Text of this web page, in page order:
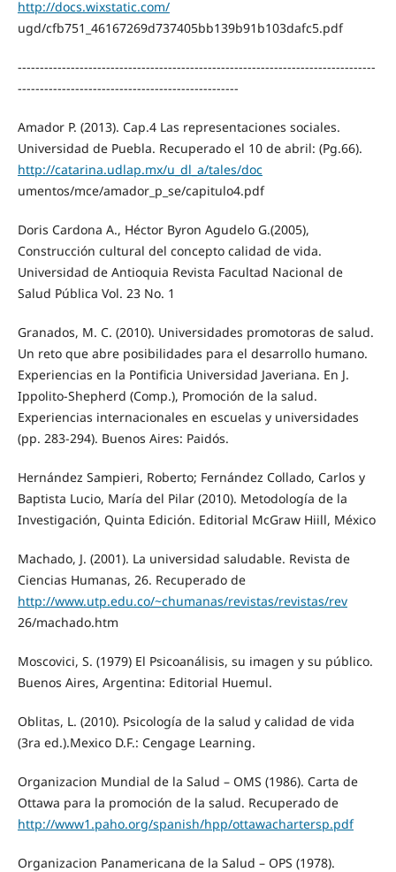
http://docs.wixstatic.com/
ugd/cfb751_46167269d737405bb139b91b103dafc5.pdf
---------------------------------------------------------------------------------
--------------------------------------------------
Amador P. (2013). Cap.4 Las representaciones sociales.
Universidad de Puebla. Recuperado el 10 de abril: (Pg.66).
http://catarina.udlap.mx/u_dl_a/tales/doc
umentos/mce/amador_p_se/capitulo4.pdf
Doris Cardona A., Héctor Byron Agudelo G.(2005),
Construcción cultural del concepto calidad de vida.
Universidad de Antioquia Revista Facultad Nacional de
Salud Pública Vol. 23 No. 1
Granados, M. C. (2010). Universidades promotoras de salud.
Un reto que abre posibilidades para el desarrollo humano.
Experiencias en la Pontificia Universidad Javeriana. En J.
Ippolito-Shepherd (Comp.), Promoción de la salud.
Experiencias internacionales en escuelas y universidades
(pp. 283-294). Buenos Aires: Paidós.
Hernández Sampieri, Roberto; Fernández Collado, Carlos y
Baptista Lucio, María del Pilar (2010). Metodología de la
Investigación, Quinta Edición. Editorial McGraw Hiill, México
Machado, J. (2001). La universidad saludable. Revista de
Ciencias Humanas, 26. Recuperado de
http://www.utp.edu.co/~chumanas/revistas/revistas/rev
26/machado.htm
Moscovici, S. (1979) El Psicoanálisis, su imagen y su público.
Buenos Aires, Argentina: Editorial Huemul.
Oblitas, L. (2010). Psicología de la salud y calidad de vida
(3ra ed.).Mexico D.F.: Cengage Learning.
Organizacion Mundial de la Salud – OMS (1986). Carta de
Ottawa para la promoción de la salud. Recuperado de
http://www1.paho.org/spanish/hpp/ottawachartersp.pdf
Organizacion Panamericana de la Salud – OPS (1978).